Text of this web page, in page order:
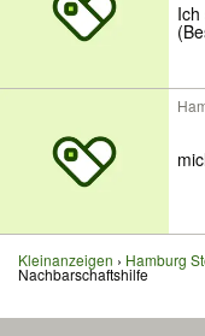
Kleinanzeigen Hamburg
Nachbarschaftshilfe